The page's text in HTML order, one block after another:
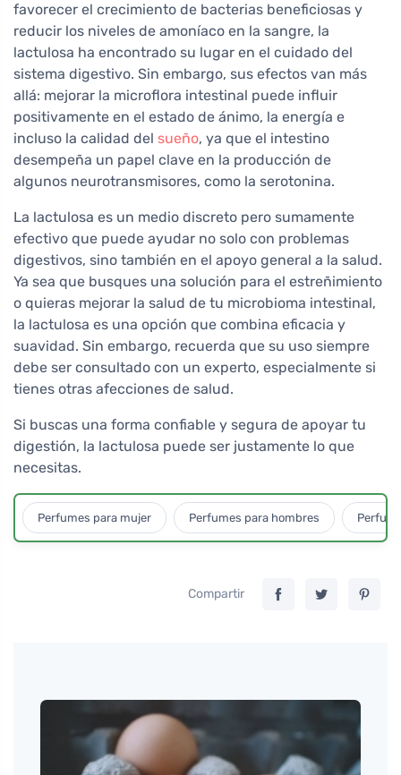
favorecer el crecimiento de bacterias beneficiosas y
reducir los niveles de amoníaco en la sangre, la
lactulosa ha encontrado su lugar en el cuidado del
sistema digestivo. Sin embargo, sus efectos van más
allá: mejorar la microflora intestinal puede influir
positivamente en el estado de ánimo, la energía e
incluso la calidad del sueño, ya que el intestino
desempeña un papel clave en la producción de
algunos neurotransmisores, como la serotonina.
La lactulosa es un medio discreto pero sumamente
efectivo que puede ayudar no solo con problemas
digestivos, sino también en el apoyo general a la salud.
Ya sea que busques una solución para el estreñimiento
o quieras mejorar la salud de tu microbioma intestinal,
la lactulosa es una opción que combina eficacia y
suavidad. Sin embargo, recuerda que su uso siempre
debe ser consultado con un experto, especialmente si
tienes otras afecciones de salud.
Si buscas una forma confiable y segura de apoyar tu
digestión, la lactulosa puede ser justamente lo que
necesitas.
Perfumes para mujer Perfumes para hombres
Compartir